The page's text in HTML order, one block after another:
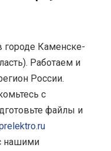
городе Каменске-
Работаем и
России.
с
файлы и
нашими